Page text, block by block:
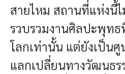
สายไหม สถานที่แห่งนี้
รวบรวมงานศิลปะพุท
โลกเท่านั้น แต่ยังเป็นศู
แลกเปลี่ยนทางวัฒนธร